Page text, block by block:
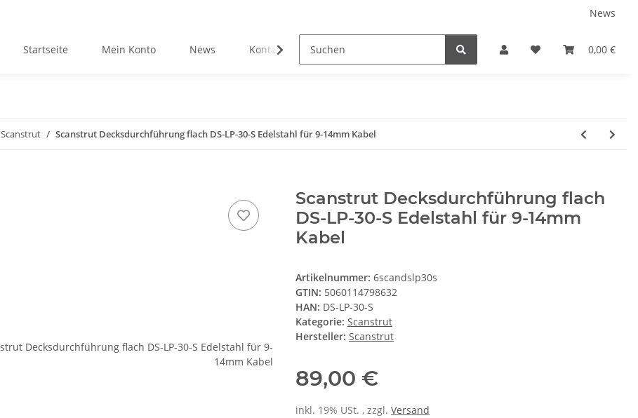
News
0,00 €
Startseite Mein Konto News Kontakt Karriere
Scanstrut Scanstrut Decksdurchführung flach DS-LP-30-S Edelstahl für 9-14mm Kabel
Scanstrut Decksdurchführung flach
DS-LP-30-S Edelstahl für 9-14mm
Kabel
Artikelnummer: 6scandslp30s
GTIN: 5060114798632
HAN: DS-LP-30-S
Kategorie: Scanstrut
Hersteller: Scanstrut
89,00 €
inkl. 19% USt. , zzgl. Versand